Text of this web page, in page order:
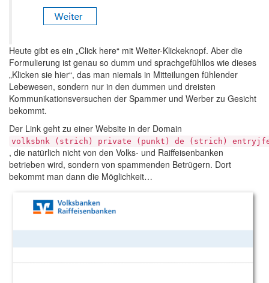
Heute gibt es ein „Click here“ mit Weiter-Klickeknopf. Aber die
Formulierung ist genau so dumm und sprachgefühllos wie dieses
„Klicken sie hier“, das man niemals in Mitteilungen fühlender
Lebewesen, sondern nur in den dummen und dreisten
Kommunikationsversuchen der Spammer und Werber zu Gesicht
bekommt.
Der Link geht zu einer Website in der Domain
volksbnk (strich) private (punkt) de (strich)
, die natürlich nicht von den Volks- und Raiffeisenbanken
betrieben wird, sondern von spammenden Betrügern. Dort
bekommt man dann die Möglichkeit…